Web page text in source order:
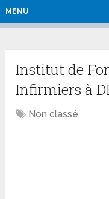
MENU
Institut de
Infirmiers à
Non classé